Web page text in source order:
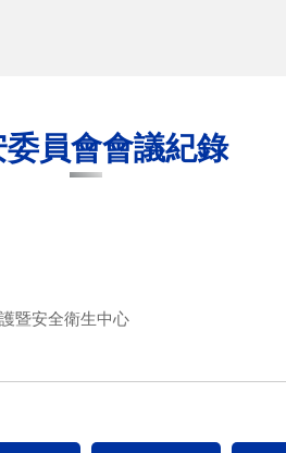
員會會議紀錄
暨安全衛生中心